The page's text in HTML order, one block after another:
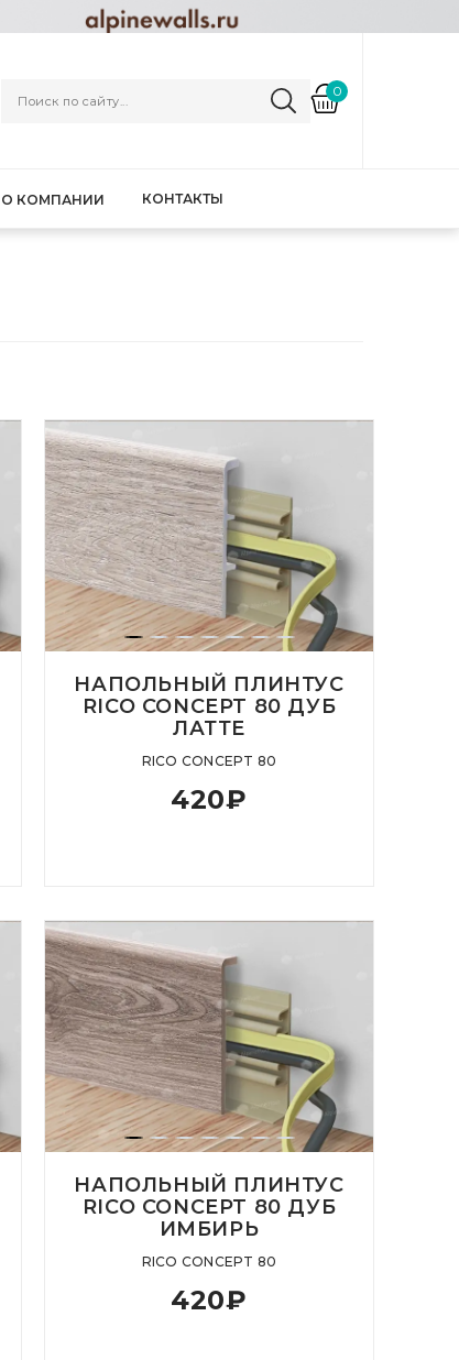
0
О КОМПАНИИ КОНТАКТЫ
НАПОЛЬНЫЙ ПЛИНТУС
RICO CONCEPT 80 ДУБ
ЛАТТЕ
RICO CONCEPT 80
420₽
НАПОЛЬНЫЙ ПЛИНТУС
RICO CONCEPT 80 ДУБ
ИМБИРЬ
RICO CONCEPT 80
420₽